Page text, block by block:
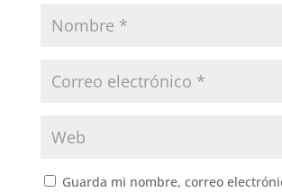
Guarda mi nombre, correo